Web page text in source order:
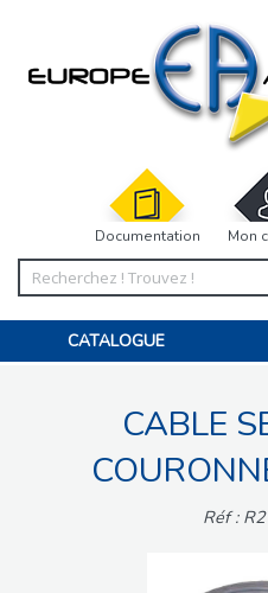
Documentation Mon
CATALOGUE
ACCESSOIRES
INTERPHONES
CABLE
Réf :